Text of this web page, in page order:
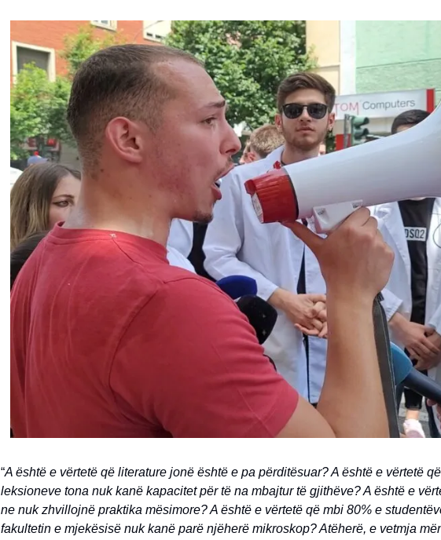
“A është e vërtetë që literature jonë është e pa përditësuar? A është e vërtetë
leksioneve tona nuk kanë kapacitet për të na mbajtur të gjithëve? A është e
ne nuk zhvillojnë praktika mësimore? A është e vërtetë që mbi 80% e
fakultetin e mjekësisë nuk kanë parë njëherë mikroskop? Atëherë, e vetmja